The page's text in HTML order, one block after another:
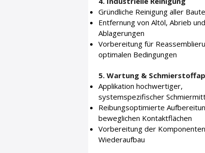
Gründliche Reinigung aller
Entfernung von Altöl, Abrieb und
Ablagerungen
Vorbereitung für
optimalen Bedingungen
5. Wartung &
Applikation hochwertiger,
systemspezifischer
Reibungsoptimierte
beweglichen Kontaktflächen
Vorbereitung der
Wiederaufbau